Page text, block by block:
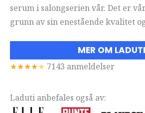
serum i salongserien vår. Det er
grunn av sin enestående kvalitet
MER OM LADUTI
★★★★★ 7143 anmeldelser
Laduti anbefales også av: